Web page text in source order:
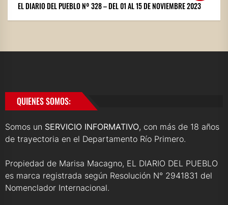
EL DIARIO DEL PUEBLO Nº 328 – DEL 01 AL 15 DE NOVIEMBRE 2023
QUIENES SOMOS:
Somos un SERVICIO INFORMATIVO, con más de 18 años
de trayectoria en el Departamento Río Primero.
Propiedad de Marisa Macagno, EL DIARIO DEL PUEBLO
es marca registrada según Resolución N° 2941831 del
Nomenclador Internacional.